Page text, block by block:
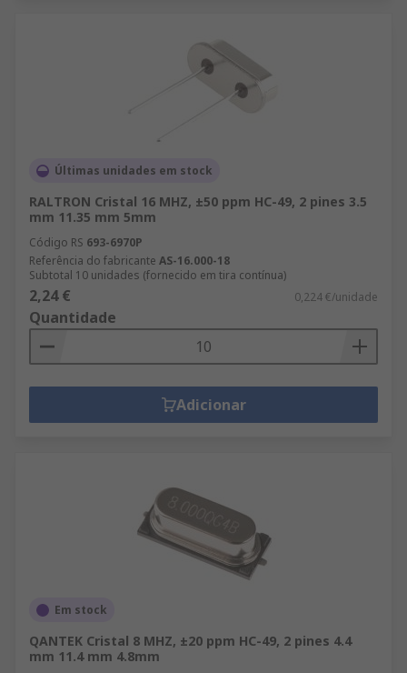
Últimas unidades em stock
RALTRON Cristal 16 MHZ, ±50 ppm HC-49, 2 pines 3.5
mm 11.35 mm 5mm
Código RS 693-6970P
Referência do fabricante AS-16.000-18
Subtotal 10 unidades (fornecido em tira contínua)
2,24 € 0,224 €/unidade
Quantidade
Adicionar
Em stock
QANTEK Cristal 8 MHZ, ±20 ppm HC-49, 2 pines 4.4
mm 11.4 mm 4.8mm